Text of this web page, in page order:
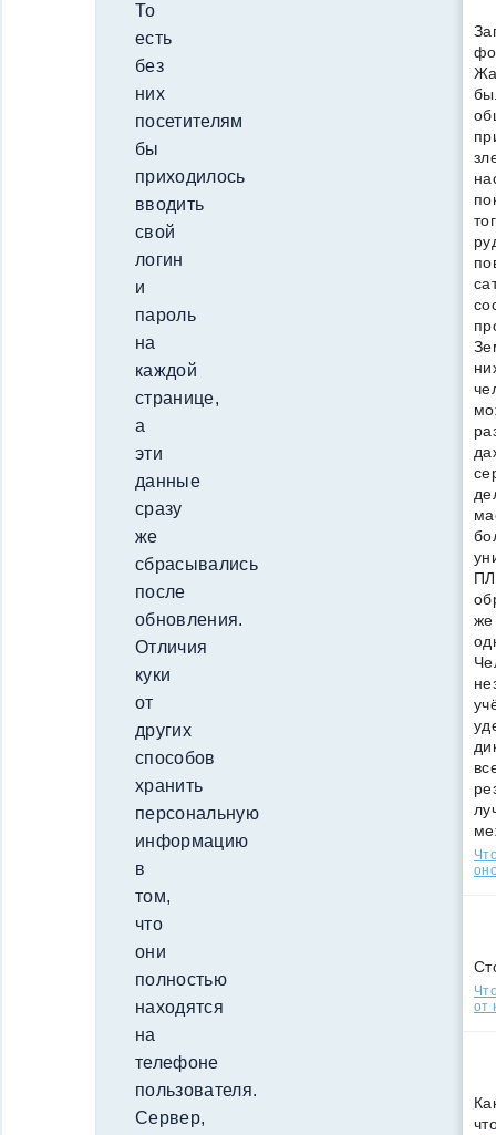
То
есть
без
них
посетителям
бы
приходилось
вводить
свой
логин
и
пароль
на
каждой
странице,
а
эти
данные
сразу
же
сбрасывались
после
обновления.
Отличия
куки
от
других
способов
хранить
персональную
информацию
в
том,
что
они
полностью
находятся
на
телефоне
пользователя.
Сервер,
же
от